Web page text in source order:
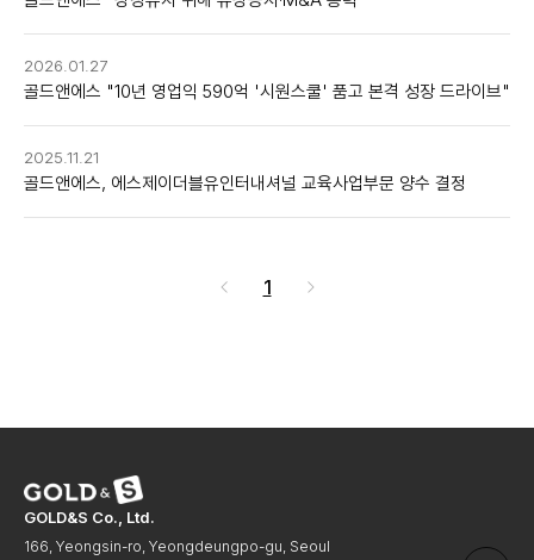
골드앤에스 "10년 영업익 590억 '시원스쿨' 품고 본격 성장 드라이브"
2026.01.27
골드앤에스, 에스제이더블유인터내셔널 교육사업부문 양수 결정
2025.11.21
1
GOLD&S Co., Ltd.
166, Yeongsin-ro, Yeongdeungpo-gu, Seoul